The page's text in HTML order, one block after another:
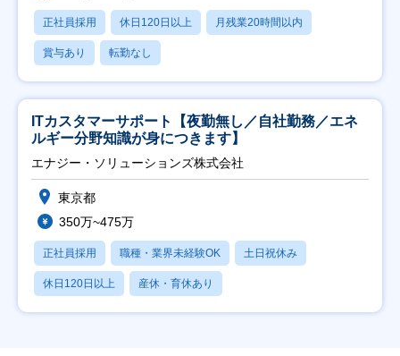
正社員採用 休日120日以上 月残業20時間以内
賞与あり 転勤なし
ITカスタマーサポート【夜勤無し／自社勤務／エネ
ルギー分野知識が身につきます】
エナジー・ソリューションズ株式会社
東京都
350万~475万
正社員採用 職種・業界未経験OK 土日祝休み
休日120日以上 産休・育休あり